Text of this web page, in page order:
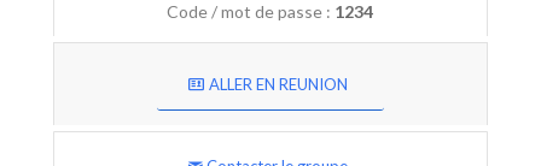
Code / mot de passe : 1234
ALLER EN REUNION